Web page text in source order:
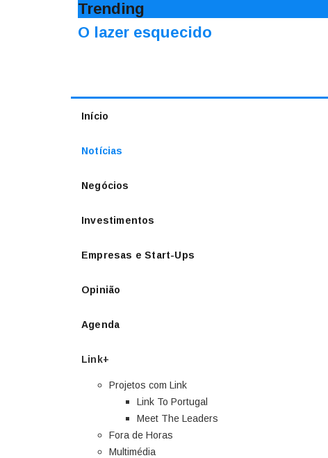
Trending
O lazer esquecido
Início
Notícias
Negócios
Investimentos
Empresas e Start-Ups
Opinião
Agenda
Link+
Projetos com Link
Link To Portugal
Meet The Leaders
Fora de Horas
Multimédia